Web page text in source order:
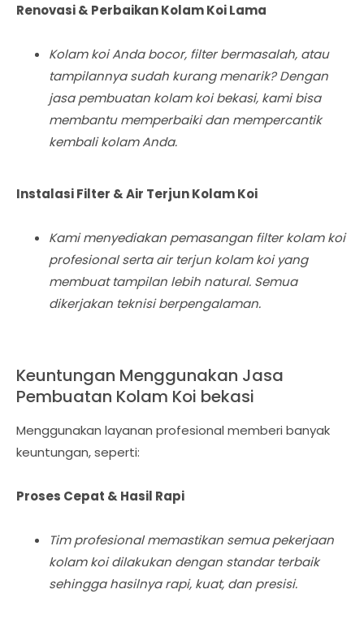
Renovasi & Perbaikan Kolam Koi Lama
Kolam koi Anda bocor, filter bermasalah, atau
tampilannya sudah kurang menarik? Dengan
jasa pembuatan kolam koi bekasi, kami bisa
membantu memperbaiki dan mempercantik
kembali kolam Anda.
Instalasi Filter & Air Terjun Kolam Koi
Kami menyediakan pemasangan filter kolam koi
profesional serta air terjun kolam koi yang
membuat tampilan lebih natural. Semua
dikerjakan teknisi berpengalaman.
Keuntungan Menggunakan Jasa
Pembuatan Kolam Koi bekasi
Menggunakan layanan profesional memberi banyak
keuntungan, seperti:
Proses Cepat & Hasil Rapi
Tim profesional memastikan semua pekerjaan
kolam koi dilakukan dengan standar terbaik
sehingga hasilnya rapi, kuat, dan presisi.